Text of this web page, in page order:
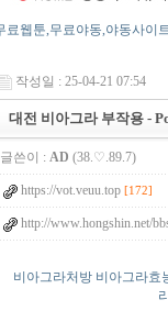
작성일 : 25-04-21 07:54
대전 비아그라 부작용 -
글쓴이 : AD (38.♡.89.7)
https://vot.veuu.top [172]
http://www.hongshin.net/
비아그라처방 비아그라효